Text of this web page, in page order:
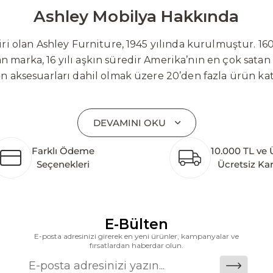
Ashley Mobilya Hakkında
Ashley Furniture, 1945 yılında kurulmuştur.
marka, 16 yılı aşkın süredir Amerika’nın en çok
aksesuarları dahil olmak üzere 20’den fazla ürün
bir pazar payına ulaşmıştır. Marka; sadece
temel yaklaşım olarak benimsemektedir.
tesisinin altyapısı tamamlanmıştır. Ashley
pazarlarına hizmet vermektir. Dünya genelinde 7
katkı açısından önemli bir değer yaratmaktadır.
sunar. Teknoloji ve mağazacılığı bir araya
deneyimi sunmak ve bu konforu her eve taşımak
DEVAMINI OKU
Farklı Ödeme
Seçenekleri
10.000 TL ve
Ücretsiz
E-Bülten
E-posta adresinizi girerek en yeni ürünler, kampanyalar ve
fırsatlardan haberdar olun.